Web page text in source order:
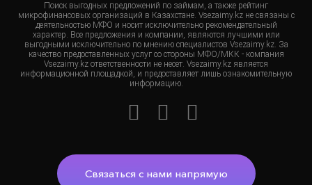
Поиск выгодных предложений по займам, а также рейтинг
микрофинансовых организаций в Казахстане. Vsezaimy.kz не связаны с
деятельностью МФО и носит исключительно рекомендательный
характер. Все предложения и компании, являются лучшими или
выгодными исключительно по мнению специалистов Vsezaimy.kz. За
качество предоставленных услуг со стороны МФО/МКК - компания
Vsezaimy.kz ответственности не несет. Vsezaimy.kz является
информационной площадкой, и предоставляет лишь ознакомительную
информацию.
Связаться с нами напрямую